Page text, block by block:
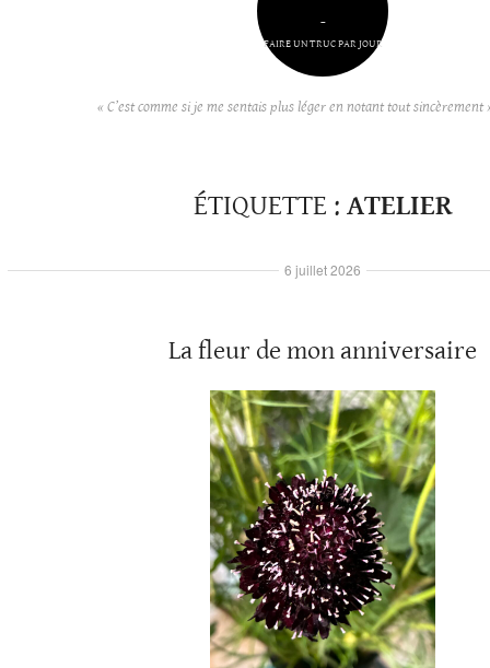
–
FAIRE UN TRUC PAR JOUR
« C’est comme si je me sentais plus léger en notant tout sincèrement
ÉTIQUETTE : ATELIER
La fleur de mon anniversaire
6 juillet 2026